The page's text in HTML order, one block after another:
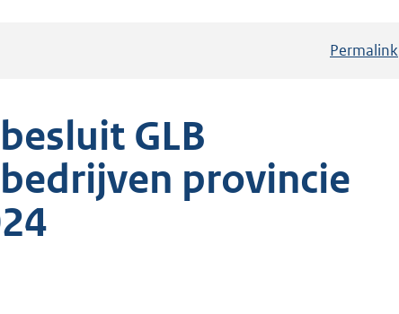
Permalink
GLB
provincie